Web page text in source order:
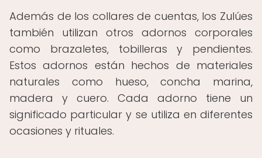
Además de los collares de cuentas, los Zulúes
también utilizan otros adornos corporales
como brazaletes, tobilleras y pendientes.
Estos adornos están hechos de materiales
naturales como hueso, concha marina,
madera y cuero. Cada adorno tiene un
significado particular y se utiliza en diferentes
ocasiones y rituales.